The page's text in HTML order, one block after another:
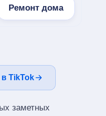
Ремонт дома
TikTok
заметных